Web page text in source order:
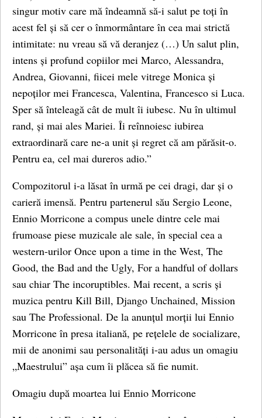
singur motiv care mă îndeamnă să-i salut pe toți în
acest fel și să cer o înmormântare în cea mai strictă
intimitate: nu vreau să vă deranjez (…) Un salut plin,
intens și profund copiilor mei Marco, Alessandra,
Andrea, Giovanni, fiicei mele vitrege Monica și
nepoților mei Francesca, Valentina, Francesco si Luca.
Sper să înteleagă cât de mult îi iubesc. Nu în ultimul
rand, și mai ales Mariei. Îi reînnoiesc iubirea
extraordinară care ne-a unit și regret că am părăsit-o.
Pentru ea, cel mai dureros adio.”
Compozitorul i-a lăsat în urmă pe cei dragi, dar și o
carieră imensă. Pentru partenerul său Sergio Leone,
Ennio Morricone a compus unele dintre cele mai
frumoase piese muzicale ale sale, în special cea a
western-urilor Once upon a time in the West, The
Good, the Bad and the Ugly, For a handful of dollars
sau chiar The incoruptibles. Mai recent, a scris și
muzica pentru Kill Bill, Django Unchained, Mission
sau The Professional. De la anunțul morții lui Ennio
Morricone în presa italiană, pe rețelele de socializare,
mii de anonimi sau personalități i-au adus un omagiu
„Maestrului” așa cum îi plăcea să fie numit.
Omagiu după moartea lui Ennio Morricone